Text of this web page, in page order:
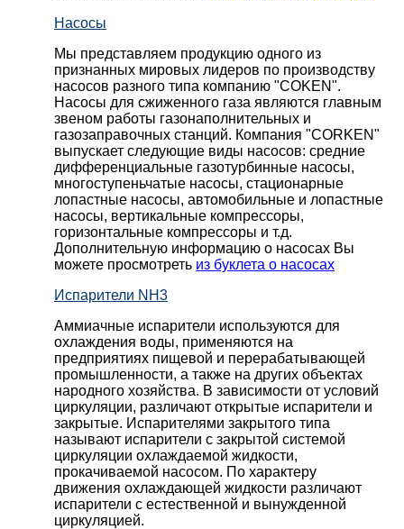
Насосы
Мы представляем продукцию одного из
признанных мировых лидеров по производству
насосов разного типа компанию "COKEN".
Насосы для сжиженного газа являются главным
звеном работы газонаполнительных и
газозаправочных станций. Компания "CORKEN"
выпускает следующие виды насосов: cредние
дифференциальные газотурбинные насосы,
многоступеньчатые насосы, стационарные
лопастные насосы, автомобильные и лопaстные
насосы, вертикальные компрессоры,
горизонтальные компрессоры и т.д.
Дополнительную информацию о насосах Вы
можете просмотреть из буклета о насосах
Испарители NH3
Аммиачные испарители используются для
охлаждения воды, применяются на
предприятиях пищевой и перерабатывающей
промышленности, а также на других объектах
народного хозяйства. В зависимости от условий
циркуляции, различают открытые испарители и
закрытые. Испарителями закрытого типа
называют испарители с закрытой системой
циркуляции охлаждаемой жидкости,
прокачиваемой насосом. По характеру
движения охлаждающей жидкости различают
испарители с естественной и вынужденной
циркуляцией.